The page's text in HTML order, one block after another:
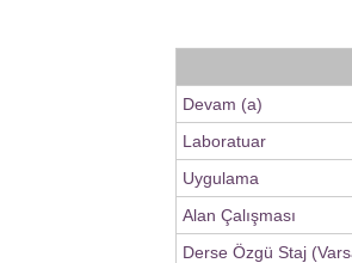
Devam (a)
Laboratuar
Uygulama
Alan Çalışması
Derse Özgü Staj